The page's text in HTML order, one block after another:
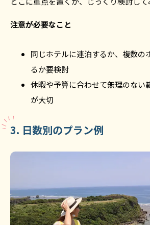
注意が必要なこと
同じホテルに連泊するか、複数の
るか要検討
休暇や予算に合わせて無理のない
が大切
3. 日数別のプラン例